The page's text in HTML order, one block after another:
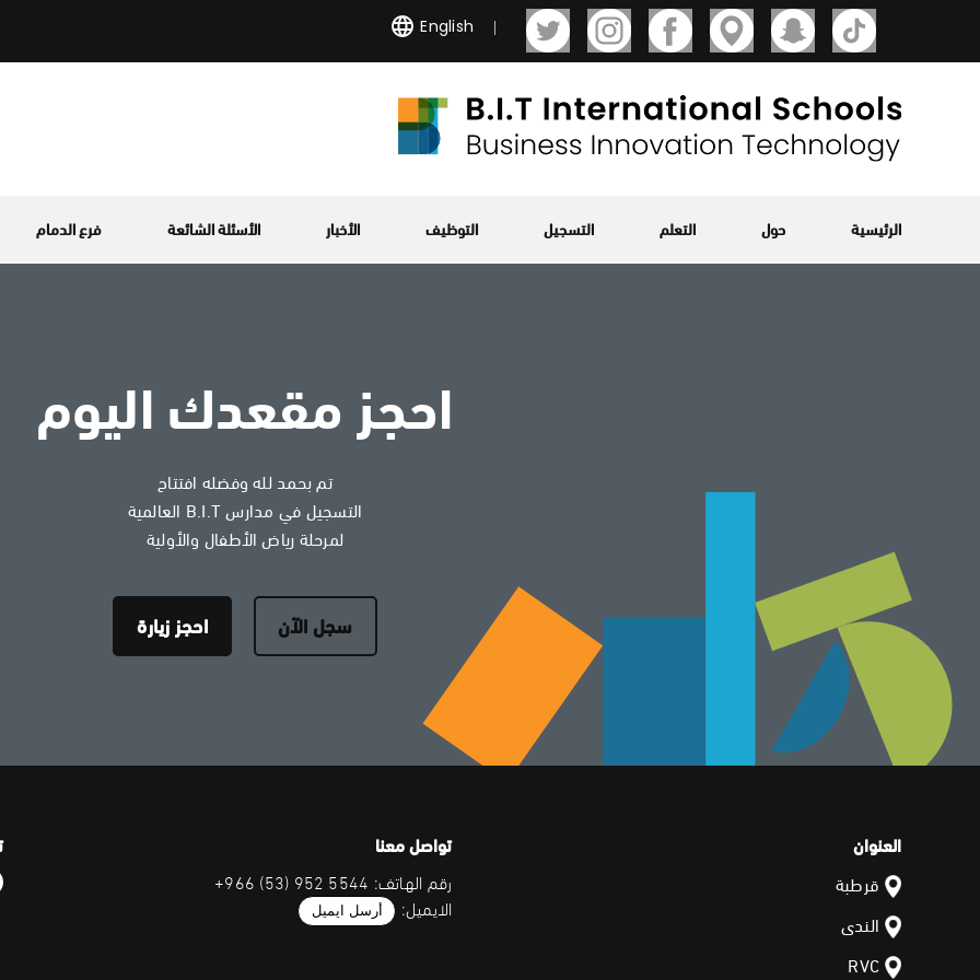
English
الرئيسية حول التعلم التسجيل التوظيف الأخبار الأسئلة الشائعة فرع الدمام
احجز مقعدك اليوم
تم بحمد لله وفضله افتتاح
التسجيل في مدارس B.I.T العالمية
لمرحلة رياض الأطفال والأولية
سجل الآن احجز زيارة
العنوان
قرطبة
الندى
RVC
تواصل معنا
رقم الهاتف: 5544 952 (53) 966+
الايميل:
أرسل ايميل